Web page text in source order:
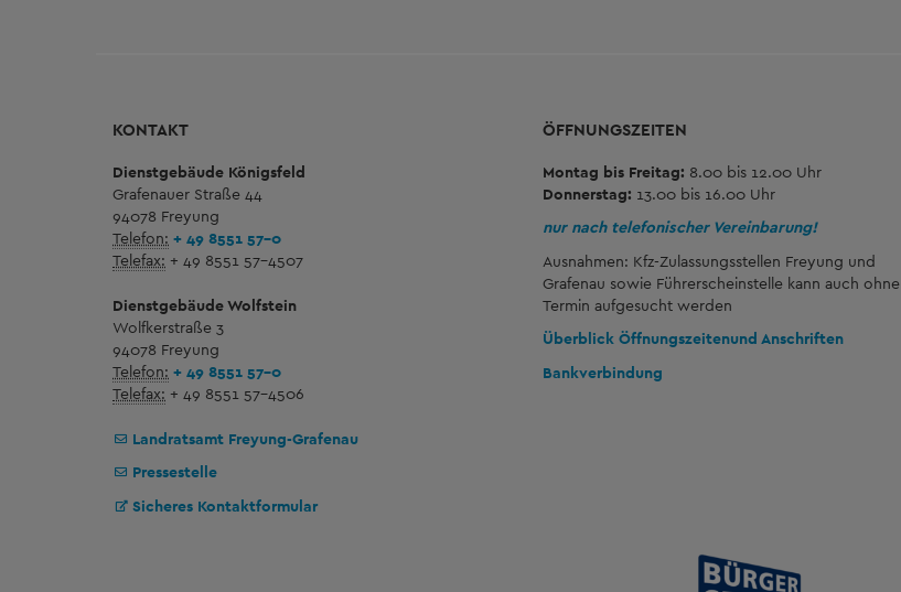
KONTAKT
Dienstgebäude Königsfeld
Grafenauer Straße 44
94078 Freyung
Telefon: + 49 8551 57-0
Telefax: + 49 8551 57-4507
Dienstgebäude Wolfstein
Wolfkerstraße 3
94078 Freyung
Telefon: + 49 8551 57-0
Telefax: + 49 8551 57-4506
Landratsamt Freyung-Grafenau
Pressestelle
Sicheres Kontaktformular
ÖFFNUNGSZEITEN
Montag bis Freitag: 8.00 bis 12.00 Uhr
Donnerstag: 13.00 bis 16.00 Uhr
nur nach telefonischer Vereinbarung!
Ausnahmen: Kfz-Zulassungsstellen Freyung und
Grafenau sowie Führerscheinstelle kann auch ohne
Termin aufgesucht werden
Überblick Öffnungszeitenund Anschriften
Bankverbindung